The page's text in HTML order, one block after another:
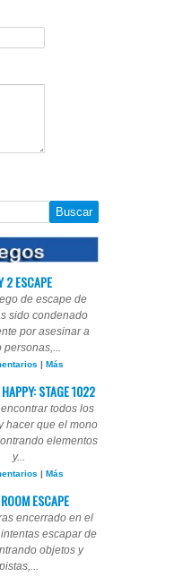
2 ESCAPE
de escape de
sido condenado
por asesinar a
personas,...
| Más
STAGE 1022
todos los
hacer que el mono
elementos
y...
| Más
ESCAPE
encerrado en el
escapar de
objetos y
pistas,...